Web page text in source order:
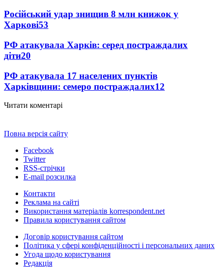
Російський удар знищив 8 млн книжок у
Харкові53
РФ атакувала Харків: серед постраждалих
діти20
РФ атакувала 17 населених пунктів
Харківщини: семеро постраждалих12
Читати коментарі
Повна версія сайту
Facebook
Twitter
RSS-стрічки
E-mail розсилка
Контакти
Реклама на сайті
Використання матеріалів korrespondent.net
Правила користування сайтом
Договір користування сайтом
Політика у сфері конфіденційності і персональних даних
Угода щодо користування
Редакція